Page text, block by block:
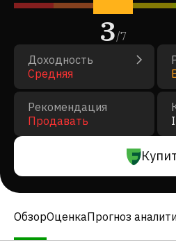
3/7
Доходность
Средняя
Рекомендация
Продавать
ОбзорОценкаПрогноз